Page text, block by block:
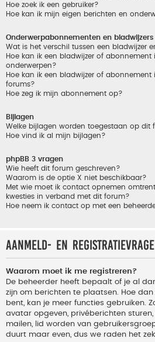
Hoe zoek ik een gebruiker?
Hoe kan ik mijn eigen berichten en
Onderwerpabonnementen en bladwijzers
Wat is het verschil tussen een bladwijzer
Hoe kan ik een bladwijzer of abonnement
onderwerpen?
Hoe kan ik een bladwijzer of abonnement
forums?
Hoe zeg ik mijn abonnement op?
Bijlagen
Welke bijlagen worden toegestaan op dit
Hoe vind ik al mijn bijlagen?
phpBB 3 vragen
Wie heeft dit forum geschreven?
Waarom is de optie X niet beschikbaar?
Met wie moet ik contact opnemen
kwesties in verband met dit forum?
Hoe neem ik contact op met een
Aanmeld- en
Waarom moet ik me registreren?
De beheerder heeft bepaalt of je al
zijn om berichten te plaatsen. Hoe
bent, kan je meer functies gebruiken.
avatar opgeven, privéberichten
mailen, lid worden van
duurt maar even, dus we raden het